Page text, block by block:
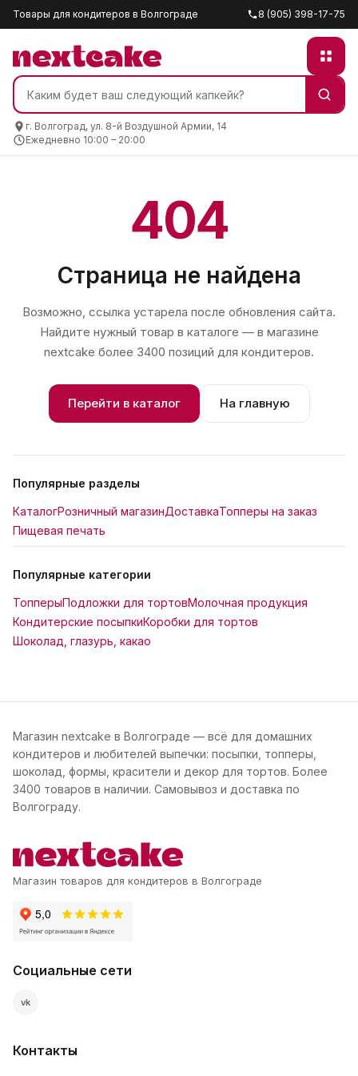
Товары для кондитеров в Волгограде 8 (905) 398-17-75
г. Волгоград, ул. 8-й Воздушной Армии, 14
Ежедневно 10:00 – 20:00
404
Страница не найдена
Возможно, ссылка устарела после обновления сайта.
Найдите нужный товар в каталоге — в магазине
nextcake более 3400 позиций для кондитеров.
Перейти в каталог На главную
Популярные разделы
КаталогРозничный магазинДоставкаТопперы на заказ
Пищевая печать
Популярные категории
ТопперыПодложки для тортовМолочная продукция
Кондитерские посыпкиКоробки для тортов
Шоколад, глазурь, какао
Магазин nextcake в Волгограде — всё для домашних
кондитеров и любителей выпечки: посыпки, топперы,
шоколад, формы, красители и декор для тортов. Более
3400 товаров в наличии. Самовывоз и доставка по
Волгограду.
Магазин товаров для кондитеров в Волгограде
Социальные сети
vk
Контакты